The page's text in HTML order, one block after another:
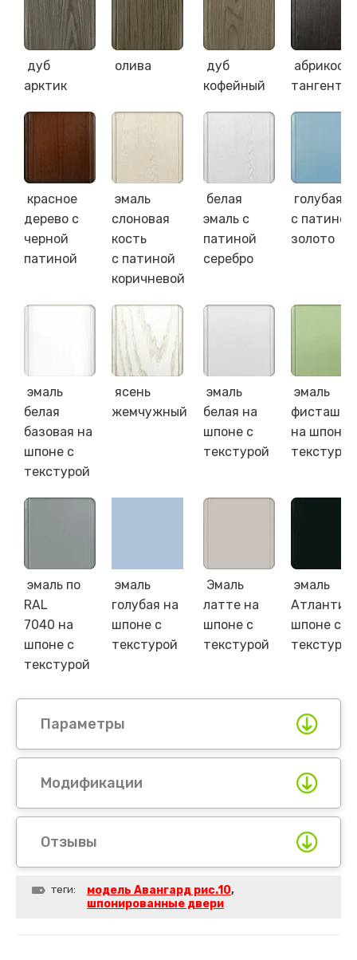
дуб
арктик
олива
дуб
кофейный
абрикос
красное
дерево с
черной
патиной
эмаль
слоновая
кость
с патиной
коричневой
белая
эмаль с
патиной
серебро
голубая
с патиной
золото
эмаль
белая
базовая на
шпоне с
текстурой
ясень
жемчужный
эмаль
белая на
шпоне с
текстурой
эмаль
на шпоне
текстурой
эмаль по
RAL
7040 на
шпоне с
текстурой
эмаль
голубая на
шпоне с
текстурой
Эмаль
латте на
шпоне с
текстурой
эмаль
Атлантик
шпоне с
текстурой
Параметры
Модификации
Отзывы
теги: модель Авангард рис.10,
шпонированные двери